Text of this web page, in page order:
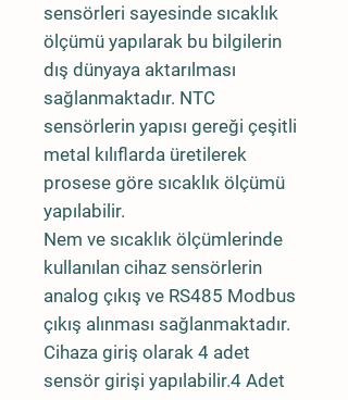
sensörleri sayesinde sıcaklık
ölçümü yapılarak bu bilgilerin
dış dünyaya aktarılması
sağlanmaktadır. NTC
sensörlerin yapısı gereği çeşitli
metal kılıflarda üretilerek
prosese göre sıcaklık ölçümü
yapılabilir.
Nem ve sıcaklık ölçümlerinde
kullanılan cihaz sensörlerin
analog çıkış ve RS485 Modbus
çıkış alınması sağlanmaktadır.
Cihaza giriş olarak 4 adet
sensör girişi yapılabilir.4 Adet